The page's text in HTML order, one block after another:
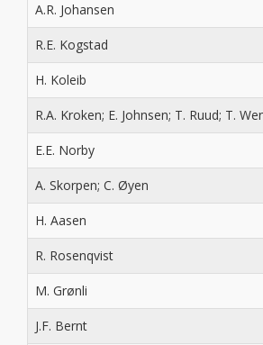
A.R. Johansen
R.E. Kogstad
H. Koleib
R.A. Kroken; E. Johnsen; T. Ruud; T.
E.E. Norby
A. Skorpen; C. Øyen
H. Aasen
R. Rosenqvist
M. Grønli
J.F. Bernt